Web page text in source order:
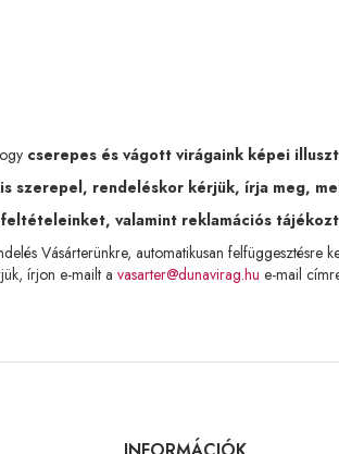
cserepes és vágott virágaink képei
szerepel, rendeléskor kérjük, írja meg,
valamint reklamációs
Vásárterünkre, automatikusan felfüggesztésre
írjon e-mailt a vasarter@dunavirag.hu e-mail